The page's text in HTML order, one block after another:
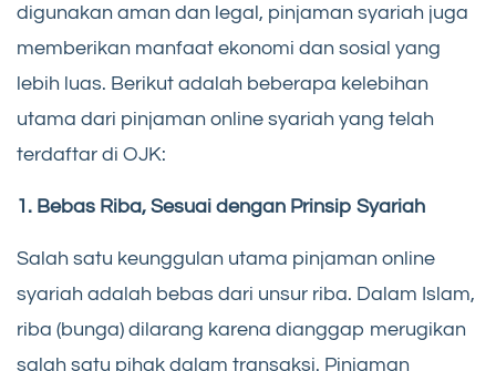
digunakan aman dan legal, pinjaman syariah juga
memberikan manfaat ekonomi dan sosial yang
lebih luas. Berikut adalah beberapa kelebihan
utama dari pinjaman online syariah yang telah
terdaftar di OJK:
1. Bebas Riba, Sesuai dengan Prinsip Syariah
Salah satu keunggulan utama pinjaman online
syariah adalah bebas dari unsur riba. Dalam Islam,
riba (bunga) dilarang karena dianggap merugikan
salah satu pihak dalam transaksi. Pinjaman